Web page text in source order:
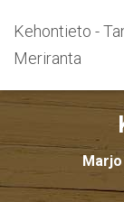
Kehontieto -
Meriranta